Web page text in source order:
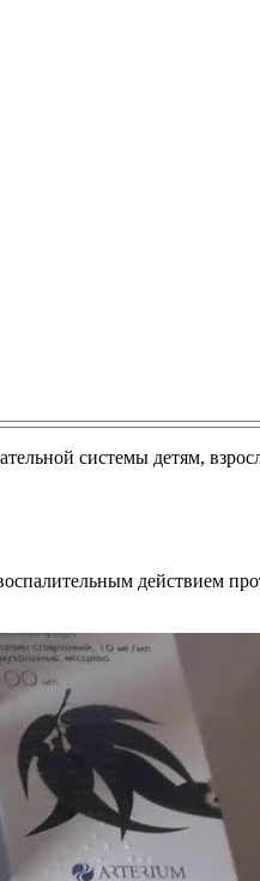
системы детям,
действием